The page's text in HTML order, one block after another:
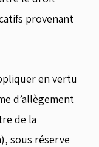
provenant
en vertu
d’allègement
de la
sous réserve